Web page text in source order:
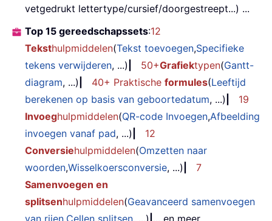
vetgedrukt lettertype/cursief/doorgestreept...) ...
Top 15 gereedschapssets:12
Teksthulpmiddelen(Tekst toevoegen,Specifieke
tekens verwijderen, ...) 50+Grafiektypen(Gantt-
diagram, ...) 40+ Praktische formules(Leeftijd
berekenen op basis van geboortedatum, ...)
19
Invoeghulpmiddelen(QR-code Invoegen,Afbeelding
invoegen vanaf pad, ...)
12
Conversiehulpmiddelen(Omzetten naar
woorden,Wisselkoersconversie, ...)
7
Samenvoegen en
splitsenhulpmiddelen(Geavanceerd samenvoegen